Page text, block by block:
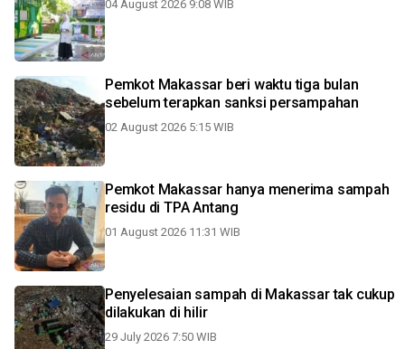
04 August 2026 9:08 WIB
Pemkot Makassar beri waktu tiga bulan
sebelum terapkan sanksi persampahan
02 August 2026 5:15 WIB
Pemkot Makassar hanya menerima sampah
residu di TPA Antang
01 August 2026 11:31 WIB
Penyelesaian sampah di Makassar tak cukup
dilakukan di hilir
29 July 2026 7:50 WIB